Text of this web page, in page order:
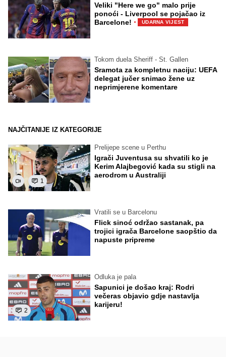
Veliki "Here we go" malo prije
ponoći - Liverpool se pojačao iz
Barcelone! · UDARNA VIJEST
Tokom duela Sheriff - St. Gallen
Sramota za kompletnu naciju: UEFA
delegat jučer snimao žene uz
neprimjerene komentare
NAJČITANIJE IZ KATEGORIJE
1
Prelijepe scene u Perthu
Igrači Juventusa su shvatili ko je
Kerim Alajbegović kada su stigli na
aerodrom u Australiji
Vratili se u Barcelonu
Flick sinoć održao sastanak, pa
trojici igrača Barcelone saopštio da
napuste pripreme
2
Odluka je pala
Sapunici je došao kraj: Rodri
večeras objavio gdje nastavlja
karijeru!